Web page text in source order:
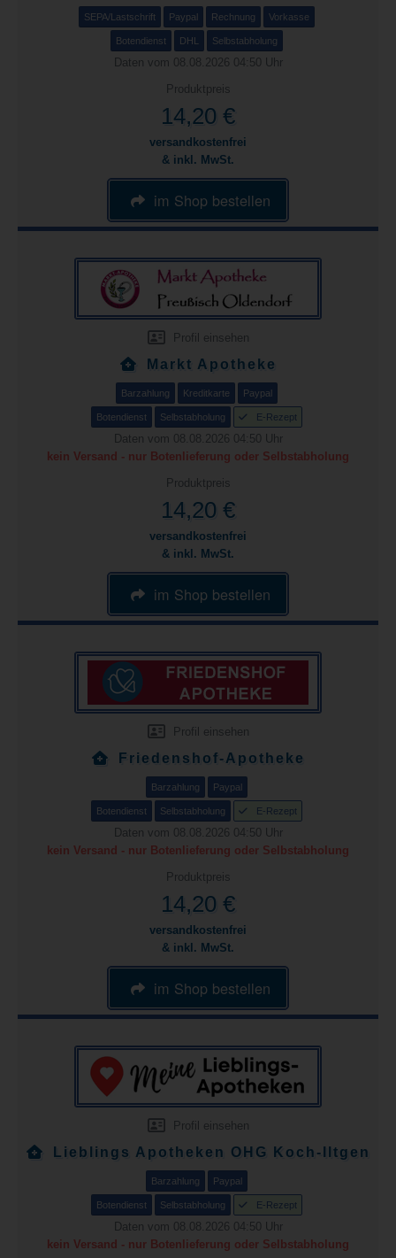
SEPA/Lastschrift Paypal Rechnung Vorkasse
Botendienst DHL Selbstabholung
Daten vom 08.08.2026 04:50 Uhr
Produktpreis
14,20 €
versandkostenfrei
& inkl. MwSt.
im Shop bestellen
Profil einsehen
Markt Apotheke
Barzahlung Kreditkarte Paypal
Botendienst Selbstabholung E-Rezept
Daten vom 08.08.2026 04:50 Uhr
kein Versand - nur Botenlieferung oder Selbstabholung
Produktpreis
14,20 €
versandkostenfrei
& inkl. MwSt.
im Shop bestellen
Profil einsehen
Friedenshof-Apotheke
Barzahlung Paypal
Botendienst Selbstabholung E-Rezept
Daten vom 08.08.2026 04:50 Uhr
kein Versand - nur Botenlieferung oder Selbstabholung
Produktpreis
14,20 €
versandkostenfrei
& inkl. MwSt.
im Shop bestellen
Profil einsehen
Lieblings Apotheken OHG Koch-Iltgen
Barzahlung Paypal
Botendienst Selbstabholung E-Rezept
Daten vom 08.08.2026 04:50 Uhr
kein Versand - nur Botenlieferung oder Selbstabholung